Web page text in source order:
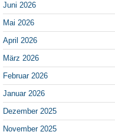
Juni 2026
Mai 2026
April 2026
März 2026
Februar 2026
Januar 2026
Dezember 2025
November 2025